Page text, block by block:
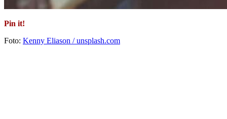
Pin it!
Foto: Kenny Eliason / unsplash.com